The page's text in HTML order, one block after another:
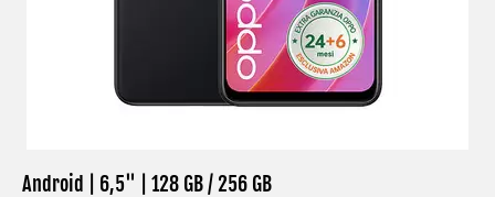
Android | 6,5" | 128 GB / 256 GB